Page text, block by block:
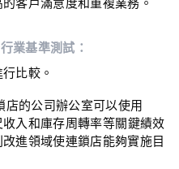
業基準測試：
比較。
店的公司辦公室可以使用
入和庫存周轉率等關鍵績效
進領域使連鎖店能夠實施目